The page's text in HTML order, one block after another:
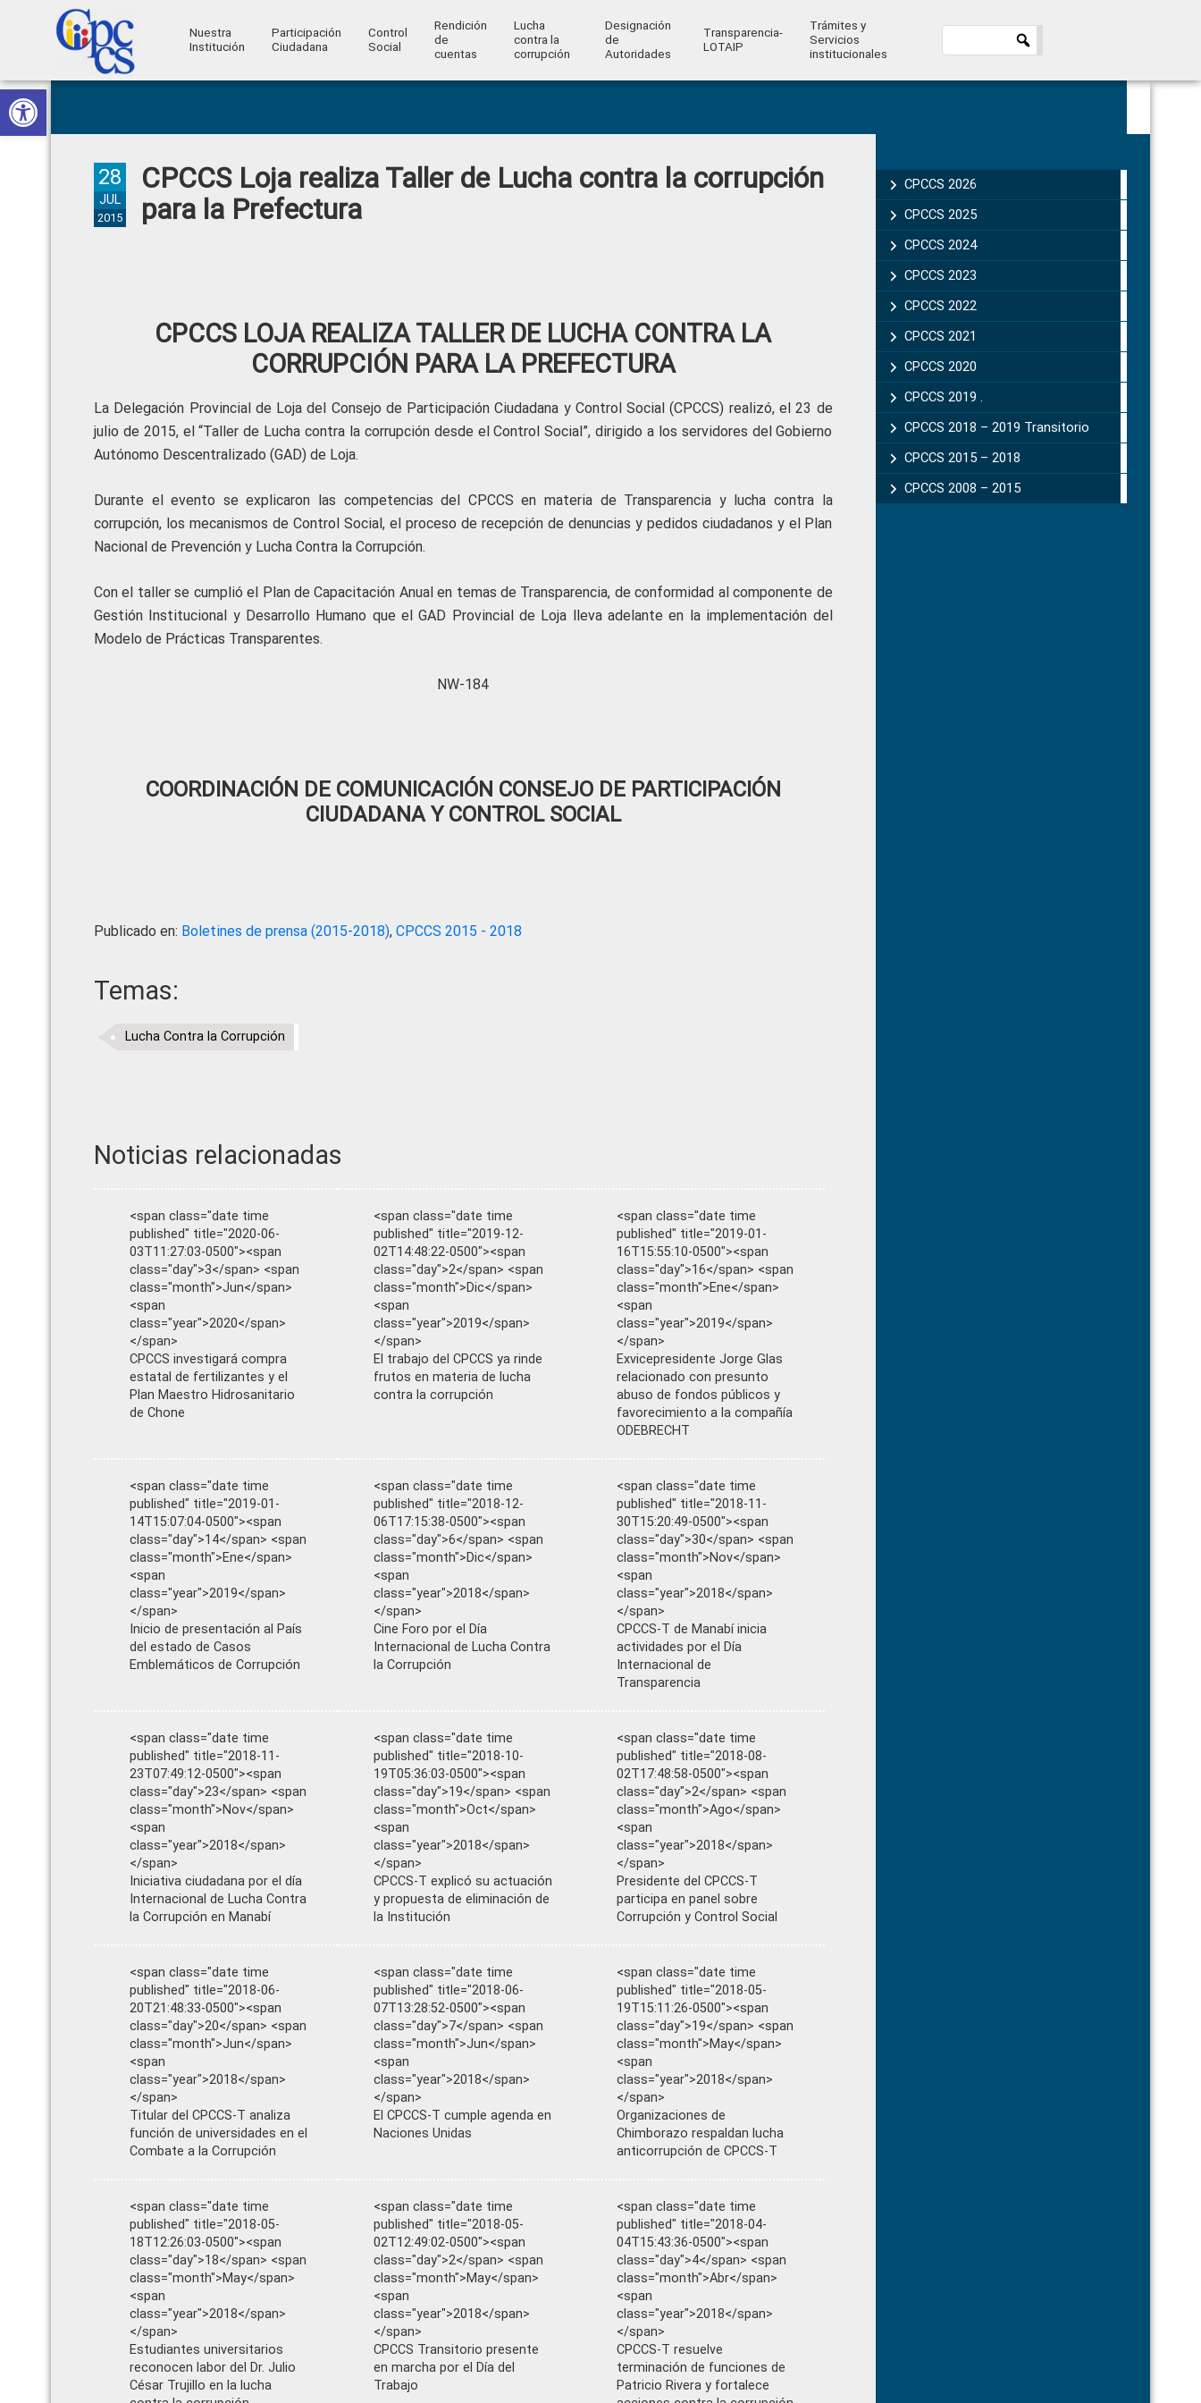
Abrir barra de herramientas
Skip
to
primary
Skip
to
main
Skip
to
primary
Skip
to
footer
Ciudadana
Control
Ciudadano
Nuestra
Institución
Participación
Ciudadana
Control
Social
Rendición
de
cuentas
Lucha
contra la
corrupción
Designación
de
Autoridades
Transparencia-
LOTAIP
Trámites y
Servicios
institucionales
CPCCS Loja realiza Taller de Lucha contra la corrupción
para la Prefectura
28
JUL
2015
CPCCS LOJA REALIZA TALLER DE LUCHA CONTRA LA
CORRUPCIÓN PARA LA PREFECTURA
La Delegación Provincial de Loja del Consejo de Participación Ciudadana y Control Social (CPCCS) realizó, el 23 de
julio de 2015, el “Taller de Lucha contra la corrupción desde el Control Social”, dirigido a los servidores del Gobierno
Autónomo Descentralizado (GAD) de Loja.
Durante el evento se explicaron las competencias del CPCCS en materia de Transparencia y lucha contra la
corrupción, los mecanismos de Control Social, el proceso de recepción de denuncias y pedidos ciudadanos y el Plan
Nacional de Prevención y Lucha Contra la Corrupción.
Con el taller se cumplió el Plan de Capacitación Anual en temas de Transparencia, de conformidad al componente de
Gestión Institucional y Desarrollo Humano que el GAD Provincial de Loja lleva adelante en la implementación del
Modelo de Prácticas Transparentes.
NW-184
COORDINACIÓN DE COMUNICACIÓN CONSEJO DE PARTICIPACIÓN
CIUDADANA Y CONTROL SOCIAL
Publicado en: Boletines de prensa (2015-2018), CPCCS 2015 - 2018
Temas:
Lucha Contra la Corrupción
Noticias relacionadas
<span class="date time
published" title="2020-06-
03T11:27:03-0500"><span
class="day">3</span> <span
class="month">Jun</span>
<span
class="year">2020</span>
</span>
CPCCS investigará compra
estatal de fertilizantes y el
Plan Maestro Hidrosanitario
de Chone
<span class="date time
published" title="2019-12-
02T14:48:22-0500"><span
class="day">2</span> <span
class="month">Dic</span>
<span
class="year">2019</span>
</span>
El trabajo del CPCCS ya rinde
frutos en materia de lucha
contra la corrupción
<span class="date time
published" title="2019-01-
16T15:55:10-0500"><span
class="day">16</span> <span
class="month">Ene</span>
<span
class="year">2019</span>
</span>
Exvicepresidente Jorge Glas
relacionado con presunto
abuso de fondos públicos y
favorecimiento a la compañía
ODEBRECHT
<span class="date time
published" title="2019-01-
14T15:07:04-0500"><span
class="day">14</span> <span
class="month">Ene</span>
<span
class="year">2019</span>
</span>
Inicio de presentación al País
del estado de Casos
Emblemáticos de Corrupción
<span class="date time
published" title="2018-12-
06T17:15:38-0500"><span
class="day">6</span> <span
class="month">Dic</span>
<span
class="year">2018</span>
</span>
Cine Foro por el Día
Internacional de Lucha Contra
la Corrupción
<span class="date time
published" title="2018-11-
30T15:20:49-0500"><span
class="day">30</span> <span
class="month">Nov</span>
<span
class="year">2018</span>
</span>
CPCCS-T de Manabí inicia
actividades por el Día
Internacional de
Transparencia
<span class="date time
published" title="2018-11-
23T07:49:12-0500"><span
class="day">23</span> <span
class="month">Nov</span>
<span
class="year">2018</span>
</span>
Iniciativa ciudadana por el día
Internacional de Lucha Contra
la Corrupción en Manabí
<span class="date time
published" title="2018-10-
19T05:36:03-0500"><span
class="day">19</span> <span
class="month">Oct</span>
<span
class="year">2018</span>
</span>
CPCCS-T explicó su actuación
y propuesta de eliminación de
la Institución
<span class="date time
published" title="2018-08-
02T17:48:58-0500"><span
class="day">2</span> <span
class="month">Ago</span>
<span
class="year">2018</span>
</span>
Presidente del CPCCS-T
participa en panel sobre
Corrupción y Control Social
<span class="date time
published" title="2018-06-
20T21:48:33-0500"><span
class="day">20</span> <span
class="month">Jun</span>
<span
class="year">2018</span>
</span>
Titular del CPCCS-T analiza
función de universidades en el
Combate a la Corrupción
<span class="date time
published" title="2018-06-
07T13:28:52-0500"><span
class="day">7</span> <span
class="month">Jun</span>
<span
class="year">2018</span>
</span>
El CPCCS-T cumple agenda en
Naciones Unidas
<span class="date time
published" title="2018-05-
19T15:11:26-0500"><span
class="day">19</span> <span
class="month">May</span>
<span
class="year">2018</span>
</span>
Organizaciones de
Chimborazo respaldan lucha
anticorrupción de CPCCS-T
<span class="date time
published" title="2018-05-
18T12:26:03-0500"><span
class="day">18</span> <span
class="month">May</span>
<span
class="year">2018</span>
</span>
Estudiantes universitarios
reconocen labor del Dr. Julio
César Trujillo en la lucha
<span class="date time
published" title="2018-05-
02T12:49:02-0500"><span
class="day">2</span> <span
class="month">May</span>
<span
class="year">2018</span>
</span>
CPCCS Transitorio presente
en marcha por el Día del
Trabajo
<span class="date time
published" title="2018-04-
04T15:43:36-0500"><span
class="day">4</span> <span
class="month">Abr</span>
<span
class="year">2018</span>
</span>
CPCCS-T resuelve
terminación de funciones de
Patricio Rivera y fortalece
Sidebar
CPCCS 2026
CPCCS 2025
CPCCS 2024
CPCCS 2023
CPCCS 2022
CPCCS 2021
CPCCS 2020
CPCCS 2019 .
CPCCS 2018 – 2019 Transitorio
CPCCS 2015 – 2018
CPCCS 2008 – 2015